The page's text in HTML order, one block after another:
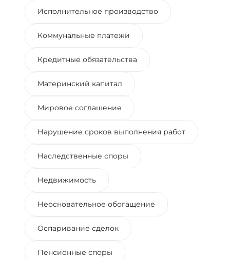
Исполнительное производство
Коммунальные платежи
Кредитные обязательства
Материнский капитал
Мировое соглашение
Нарушение сроков выполнения работ
Наследственные споры
Недвижимость
Неосновательное обогащение
Оспаривание сделок
Пенсионные споры